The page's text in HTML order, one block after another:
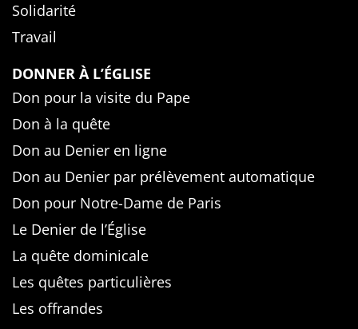
Solidarité
Travail
DONNER À L’ÉGLISE
Don pour la visite du Pape
Don à la quête
Don au Denier en ligne
Don au Denier par prélèvement automatique
Don pour Notre-Dame de Paris
Le Denier de l’Église
La quête dominicale
Les quêtes particulières
Les offrandes